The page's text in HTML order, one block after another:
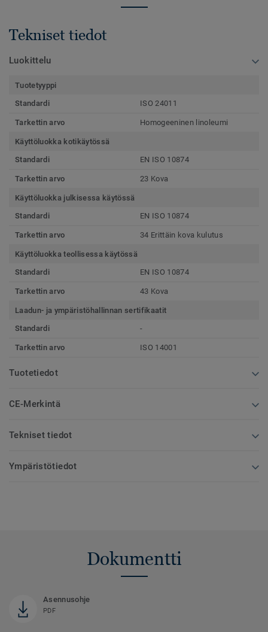
Tekniset tiedot
Luokittelu
Tuotetyyppi
Standardi
ISO 24011
Tarkettin arvo Homogeeninen linoleumi
Käyttöluokka kotikäytössä
Standardi
EN ISO 10874
Tarkettin arvo 23 Kova
Käyttöluokka julkisessa käytössä
Standardi
EN ISO 10874
Tarkettin arvo 34 Erittäin kova kulutus
Käyttöluokka teollisessa käytössä
Standardi
EN ISO 10874
Tarkettin arvo 43 Kova
Laadun- ja ympäristöhallinnan sertifikaatit
Standardi
-
Tarkettin arvo ISO 14001
Tuotetiedot
CE-Merkintä
Tekniset tiedot
Ympäristötiedot
Dokumentti
Asennusohje
PDF